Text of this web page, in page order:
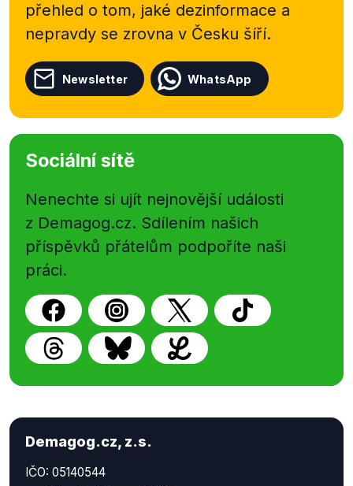
přehled o tom, jaké dezinformace a
nepravdy se zrovna v Česku šíří.
Newsletter WhatsApp
Sociální sítě
Nenechte si ujít nejnovější události
z Demagog.cz. Sdílením našich
příspěvků přátelům podpoříte naši
práci.
Demagog.cz, z.s.
IČO: 05140544